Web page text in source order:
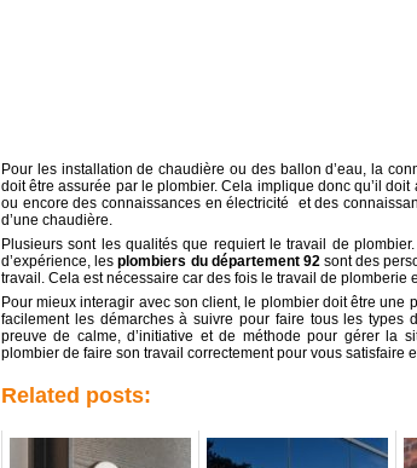
Pour les installation de chaudière ou des ballon d’eau, la
doit être assurée par le plombier. Cela implique donc qu’il
ou encore des connaissances en électricité et des
d’une chaudière.
Plusieurs sont les qualités que requiert le travail de
d’expérience, lesplombiers du département 92 sont des
travail. Cela est nécessaire car des fois le travail de plomberie
Pour mieux interagir avec son client, le plombier doit être
facilement les démarches à suivre pour faire tous les types
preuve de calme, d’initiative et de méthode pour gérer la
plombier de faire son travail correctement pour vous satisfaire
Related posts: